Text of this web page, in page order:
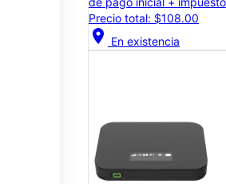
Precio total: $108.00
location_on En existencia